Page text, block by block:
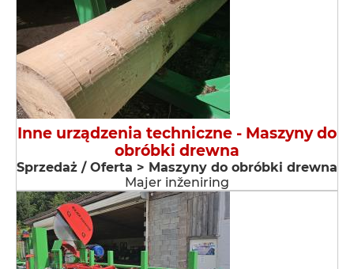
Inne urządzenia techniczne - Maszyny do
obróbki drewna
Sprzedaż / Oferta > Maszyny do obróbki drewna
Majer inženiring